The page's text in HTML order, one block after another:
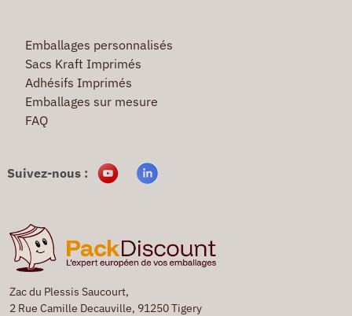
Zac du Plessis Saucourt,
2 Rue Camille Decauville, 91250 Tigery
Emballages personnalisés
Sacs Kraft Imprimés
Adhésifs Imprimés
Emballages sur mesure
FAQ
Suivez-nous :